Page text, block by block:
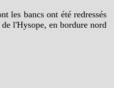
les bancs ont été redressés
l'Hysope, en bordure nord